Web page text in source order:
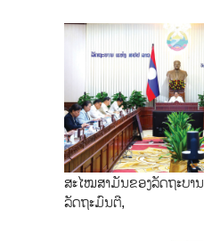
ສະໄໝສາມັນຂອງລັດຖະບາ
ລັດຖະມົນຕີ,